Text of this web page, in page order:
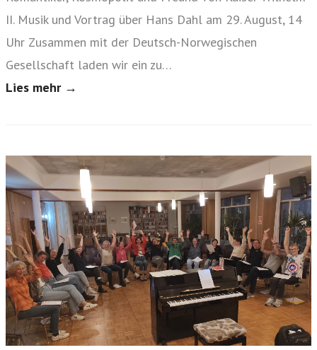
II. Musik und Vortrag über Hans Dahl am 29. August, 14
Uhr Zusammen mit der Deutsch-Norwegischen
Gesellschaft laden wir ein zu…
Lies mehr →